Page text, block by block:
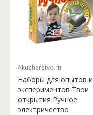
Akusherstvo.ru
Наборы для опытов и
экспериментов Твои
открытия Ручное
электричество